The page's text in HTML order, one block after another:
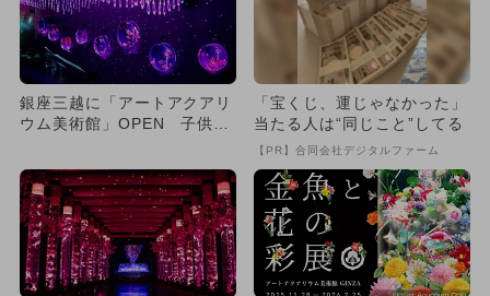
銀座三越に「アートアクアリ
ウム美術館」OPEN 子供2
「宝くじ、運じゃなかった」
当たる人は“同じこと”してる
【PR】合同会社デジタルファーム